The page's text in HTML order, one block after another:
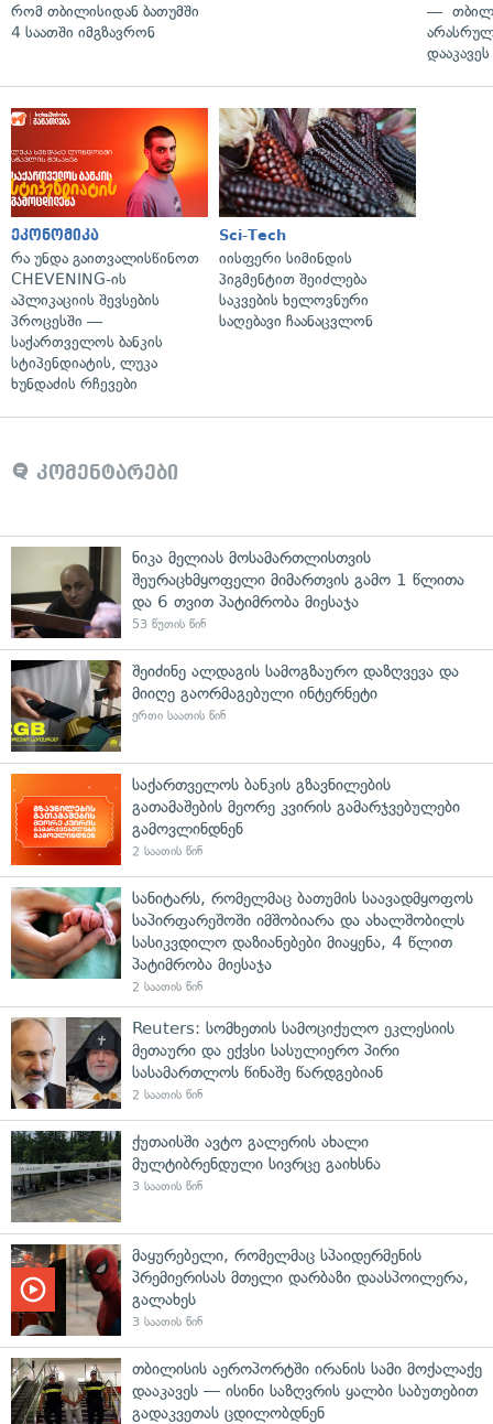
რომ თბილისიდან ბათუმში
4 საათში იმგზავრონ
—
დააკავეს
ეკონომიკა
რა უნდა გაითვალისწინოთ
CHEVENING-ის
აპლიკაციის შევსების
პროცესში —
საქართველოს ბანკის
სტიპენდიატის, ლუკა
ხუნდაძის რჩევები
Sci-Tech
იისფერი სიმინდის
პიგმენტით შეიძლება
საკვების ხელოვნური
საღებავი ჩაანაცვლონ
კომენტარები
ნიკა მელიას მოსამართლისთვის
შეურაცხმყოფელი მიმართვის გამო 1 წლითა
და 6 თვით პატიმრობა მიესაჯა
53 წუთის წინ
შეიძინე ალდაგის სამოგზაურო დაზღვევა და
მიიღე გაორმაგებული ინტერნეტი
ერთი საათის წინ
საქართველოს ბანკის გზავნილების
გათამაშების მეორე კვირის გამარჯვებულები
გამოვლინდნენ
2 საათის წინ
სანიტარს, რომელმაც ბათუმის საავადმყოფოს
საპირფარეშოში იმშობიარა და ახალშობილს
სასიკვდილო დაზიანებები მიაყენა, 4 წლით
პატიმრობა მიესაჯა
2 საათის წინ
Reuters: სომხეთის სამოციქულო ეკლესიის
მეთაური და ექვსი სასულიერო პირი
სასამართლოს წინაშე წარდგებიან
2 საათის წინ
ქუთაისში ავტო გალერის ახალი
მულტიბრენდული სივრცე გაიხსნა
3 საათის წინ
მაყურებელი, რომელმაც სპაიდერმენის
პრემიერისას მთელი დარბაზი დაასპოილერა,
გალახეს
3 საათის წინ
თბილისის აეროპორტში ირანის სამი მოქალაქე
დააკავეს — ისინი საზღვრის ყალბი საბუთებით
გადაკვეთას ცდილობდნენ